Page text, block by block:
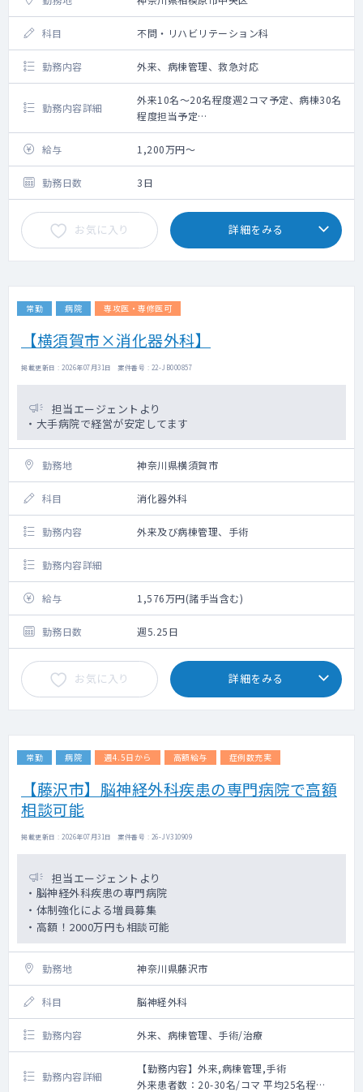
科目 不問・リハビリテーション科
勤務内容 外来、病棟管理、救急対応
勤務内容詳細
外来10名～20名程度週2コマ予定、病棟30名
程度担当予定
年1～3程度予定
2027年11月に開設予定の回復期リハビリテー
ション病棟にて、外来、病棟管理等をお願い
します。
それまでは療養病棟での勤務も可能
給与 1,200万円～
勤務日数 3日
お気に入り 詳細をみる
常勤 病院 専攻医・専修医可
【横須賀市×消化器外科】
掲載更新日 : 2026年07月31日 案件番号 : 22-JB000857
担当エージェントより
・大手病院で経営が安定してます
勤務地 神奈川県横須賀市
科目 消化器外科
勤務内容 外来及び病棟管理、手術
勤務内容詳細
給与 1,576万円(諸手当含む)
勤務日数 週5.25日
お気に入り 詳細をみる
常勤 病院 週4.5日から 高額給与 症例数充実
【藤沢市】脳神経外科疾患の専門病院で高額
相談可能
掲載更新日 : 2026年07月31日 案件番号 : 26-JV310909
担当エージェントより
・脳神経外科疾患の専門病院
・体制強化による増員募集
・高額！2000万円も相談可能
勤務地 神奈川県藤沢市
科目 脳神経外科
勤務内容 外来、病棟管理、手術/治療
勤務内容詳細
【勤務内容】外来,病棟管理,手術
外来患者数：20-30名/コマ 平均25名程